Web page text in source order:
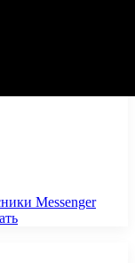
Messenger